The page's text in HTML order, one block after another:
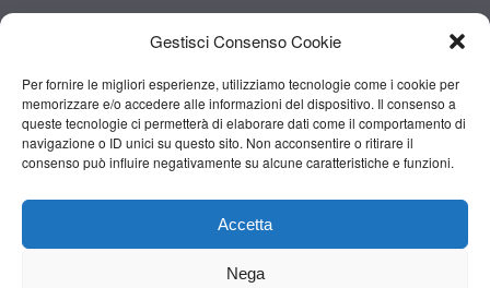
Gestisci Consenso Cookie
Per fornire le migliori esperienze, utilizziamo tecnologie come i cookie per
memorizzare e/o accedere alle informazioni del dispositivo. Il consenso a
queste tecnologie ci permetterà di elaborare dati come il comportamento di
navigazione o ID unici su questo sito. Non acconsentire o ritirare il
consenso può influire negativamente su alcune caratteristiche e funzioni.
Accetta
Nega
“obblighi informativi per le erogazioni pubbliche: gli aiuti di Stato e gli aiuti de
minimis ricevuti dalla nostra impresa sono contenuti nel Registro nazionale
degli aiuti di Stato di cui all’art. 52 della L. 234/2012” e consultabili al seguente
link
https://www.rna.gov.it/RegistroNazionaleTrasparenza/faces/pages/
Copyright © 2019 CAMPOPIANO S.A.S. DI CAMPOPIANO MARIO & C.